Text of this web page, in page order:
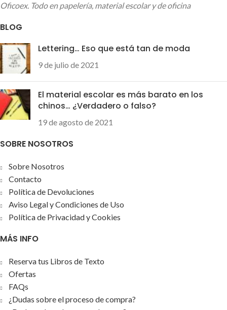
Oficoex. Todo en papelería, material escolar y de oficina
BLOG
Lettering… Eso que está tan de moda
9 de julio de 2021
El material escolar es más barato en los
chinos… ¿Verdadero o falso?
19 de agosto de 2021
SOBRE NOSOTROS
Sobre Nosotros
Contacto
Política de Devoluciones
Aviso Legal y Condiciones de Uso
Política de Privacidad y Cookies
MÁS INFO
Reserva tus Libros de Texto
Ofertas
FAQs
¿Dudas sobre el proceso de compra?